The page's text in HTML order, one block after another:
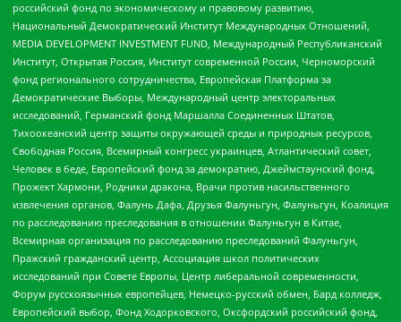
российский фонд по экономическому и правовому развитию,
Национальный Демократический Институт Международных Отношений,
MEDIA DEVELOPMENT INVESTMENT FUND, Международный Республиканский
Институт, Открытая Россия, Институт современной России, Черноморский
фонд регионального сотрудничества, Европейская Платформа за
Демократические Выборы, Международный центр электоральных
исследований, Германский фонд Маршалла Соединенных Штатов,
Тихоокеанский центр защиты окружающей среды и природных ресурсов,
Свободная Россия, Всемирный конгресс украинцев, Атлантический совет,
Человек в беде, Европейский фонд за демократию, Джеймстаунский фонд,
Прожект Хармони, Родники дракона, Врачи против насильственного
извлечения органов, Фалунь Дафа, Друзья Фалуньгун, Фалуньгун, Коалиция
по расследованию преследования в отношении Фалуньгун в Китае,
Всемирная организация по расследованию преследований Фалуньгун,
Пражский гражданский центр, Ассоциация школ политических
исследований при Совете Европы, Центр либеральной современности,
Форум русскоязычных европейцев, Немецко-русский обмен, Бард колледж,
Европейский выбор, Фонд Ходорковского, Оксфордский российский фонд,